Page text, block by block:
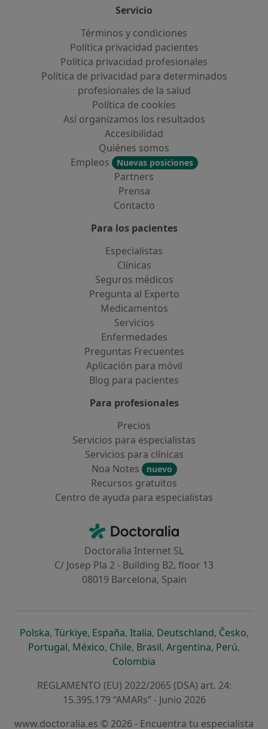
Servicio
Términos y condiciones
Política privacidad pacientes
Política privacidad profesionales
Política de privacidad para determinados
profesionales de la salud
Política de cookies
Así organizamos los resultados
Accesibilidad
Quiénes somos
Empleos
Nuevas posiciones
Partners
Prensa
Contacto
Para los pacientes
Especialistas
Clínicas
Seguros médicos
Pregunta al Experto
Medicamentos
Servicios
Enfermedades
Preguntas Frecuentes
Aplicación para móvil
Blog para pacientes
Para profesionales
Precios
Servicios para especialistas
Servicios para clínicas
Noa Notes
nuevo
Recursos gratuitos
Centro de ayuda para especialistas
Doctoralia - Página de inicio
Doctoralia Internet SL
C/ Josep Pla 2 - Building B2, floor 13
08019 Barcelona, Spain
Polskase abre en una nueva pestaña
, Türkiyese abre en una nueva pestaña
, Españase abre en una nueva pestaña
, Italiase abre en una nueva
, Deutschlandse abre en
, Českose
,
Portugalse abre en una nueva pestaña
, Méxicose abre en una nueva pestaña
, Chilese abre en una nueva pestaña
, Brasilse abre en una nueva
, Argentinase abre en
, Perúse
,
Colombia
REGLAMENTO (EU) 2022/2065 (DSA) art. 24:
15.395.179 “AMARs” - Junio 2026
www.doctoralia.es © 2026 - Encuentra tu especialista